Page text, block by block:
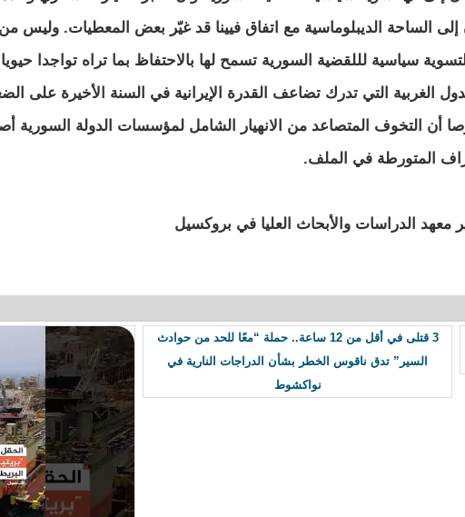
إلى الساحة الديبلوماسية مع اتفاق فيينا قد غيّر بعض المعطيات. وليس
لتسوية سياسية لللقضية السورية تسمح لها بالاحتفاظ بما تراه تواجدا
الغربية التي تدرك تضاعف القدرة الإيرانية في السنة الأخيرة على
أن التخوف المتصاعد من الانهيار الشامل لمؤسسات الدولة السورية
المتورطة في الملف.
معهد الدراسات والأبحاث العليا في بروكسيل
3 قتلى في أقل من 12 ساعة.. حملة “معًا للحد من حوادث
السير” تدق ناقوس الخطر بشأن الدراجات النارية في
نواكشوط